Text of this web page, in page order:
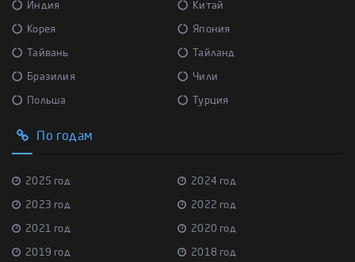
Индия Китай
Корея Япония
Тайвань Тайланд
Бразилия Чили
Польша Турция
По годам
2025 год 2024 год
2023 год 2022 год
2021 год 2020 год
2019 год 2018 год